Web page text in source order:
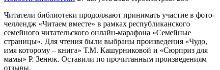
Читатели библиотеки продолжают принимать участие в фото-
челлендж «Читаем вместе» в рамках республиканского
семейного читательского онлайн-марафона «Семейные
страницы». Для чтения были выбраны произведения «Чудо,
имя которому – книга» Т.М. Кашурниковой и «Сюрприз для
мамы» Р. Зенюк. Оставили по прочитанным произведениям
отзывы.